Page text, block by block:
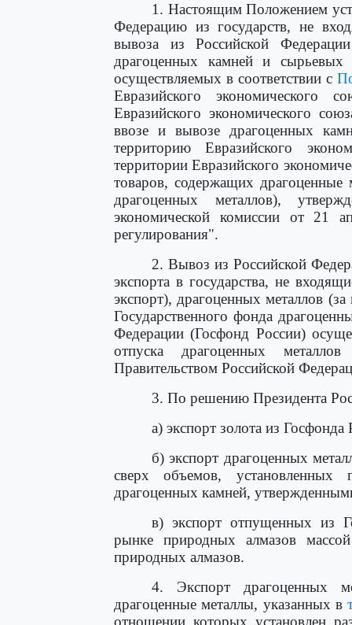
1. Настоящим Положением
Федерацию из государств, не
вывоза из Российской
драгоценных камней и сырьевых
осуществляемых в соответствии с
Евразийского
Евразийского экономического
ввозе и вывозе драгоценных
территорию Евразийского
территории Евразийского
товаров, содержащих
драгоценных металлов),
экономической комиссии от 21
регулирования".
2. Вывоз из Российской
экспорта в государства, не
экспорт), драгоценных металлов
Государственного фонда
Федерации (Госфонд России)
отпуска драгоценных
Правительством Российской
3. По решению Президента
а) экспорт золота из Госфонда
б) экспорт драгоценных
сверх объемов, установленных
драгоценных камней,
в) экспорт отпущенных из
рынке природных алмазов
природных алмазов.
4. Экспорт драгоценных
драгоценные металлы, указанных в
отношении которых установлен